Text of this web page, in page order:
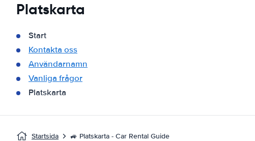
Platskarta
Start
Kontakta oss
Användarnamn
Vanliga frågor
Platskarta
Startsida 🚙 Platskarta - Car Rental Guide